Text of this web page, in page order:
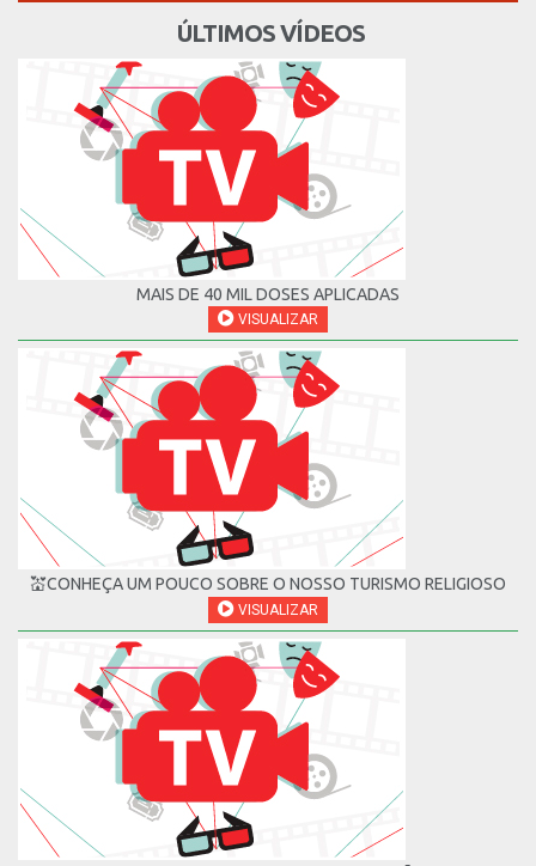
ÚLTIMOS VÍDEOS
MAIS DE 40 MIL DOSES APLICADAS
VISUALIZAR
💒CONHEÇA UM POUCO SOBRE O NOSSO TURISMO RELIGIOSO
VISUALIZAR